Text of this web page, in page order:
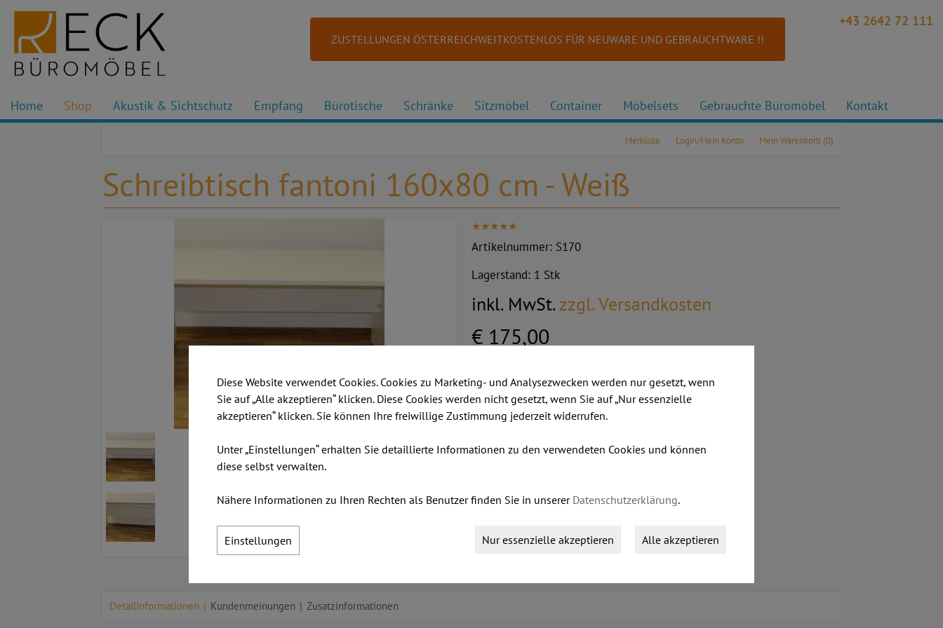
+43 2642 72 111
ZUSTELLUNGEN ÖSTERREICHWEITKOSTENLOS FÜR NEUWARE UND GEBRAUCHTWARE !!
Home Shop Akustik & Sichtschutz Empfang Bürotische Schränke Sitzmöbel Container Möbelsets Gebrauchte Büromöbel Kontakt
Mein Warenkorb (0)
Login/Mein Konto
Merkliste
Schreibtisch fantoni 160x80 cm - Weiß
Artikelnummer: S170
Lagerstand: 1 Stk
inkl. MwSt.zzgl. Versandkosten
€ 175,00
Dieser Artikel ist lagernd.
Detailinformationen Kundenmeinungen Zusatzinformationen
Diese Website verwendet Cookies. Cookies zu Marketing- und Analysezwecken werden nur gesetzt, wenn
Sie auf „Alle akzeptieren“ klicken. Diese Cookies werden nicht gesetzt, wenn Sie auf „Nur essenzielle
akzeptieren“ klicken. Sie können Ihre freiwillige Zustimmung jederzeit widerrufen.
Unter „Einstellungen“ erhalten Sie detaillierte Informationen zu den verwendeten Cookies und können
diese selbst verwalten.
Nähere Informationen zu Ihren Rechten als Benutzer finden Sie in unserer Datenschutzerklärung.
Alle akzeptieren
Nur essenzielle akzeptieren
Einstellungen